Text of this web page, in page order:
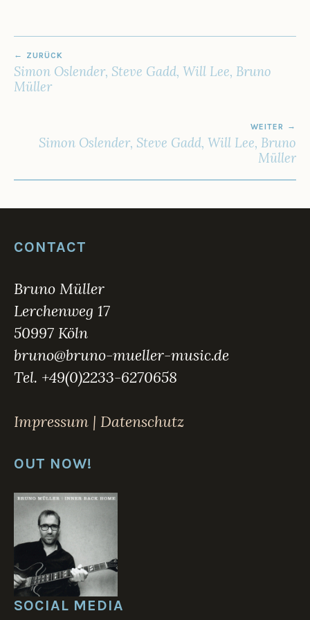
BEITRAGSNAVIGATION
ZURÜCK
Simon Oslender, Steve Gadd, Will Lee, Bruno
Müller
WEITER
Simon Oslender, Steve Gadd, Will Lee, Bruno
Müller
CONTACT
Bruno Müller
Lerchenweg 17
50997 Köln
bruno@bruno-mueller-music.de
Tel. +49(0)2233-6270658
Impressum | Datenschutz
OUT NOW!
SOCIAL MEDIA